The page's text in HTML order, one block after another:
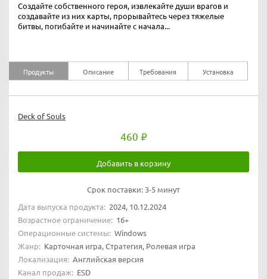
Создайте собственного героя, извлекайте души врагов и
создавайте из них карты, прорывайтесь через тяжелые
битвы, погибайте и начинайте с начала...
Продукты Описание Требования Установка
Deck of Souls
460
Добавить в корзину
Срок поставки: 3-5 минут
Дата выпуска продукта: 2024, 10.12.2024
Возрастное ограничение: 16+
Операционные системы: Windows
Жанр: Карточная игра, Стратегия, Ролевая игра
Локализация: Английская версия
Канал продаж: ESD